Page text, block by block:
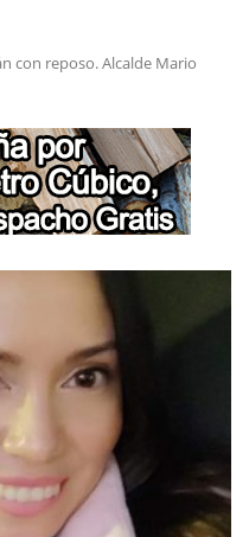
con reposo. Alcalde Mario